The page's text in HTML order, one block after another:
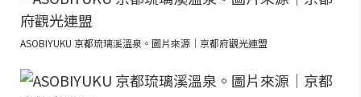
ASOBIYUKU 京都琉璃溪溫泉。圖片來源｜京都府觀光連盟